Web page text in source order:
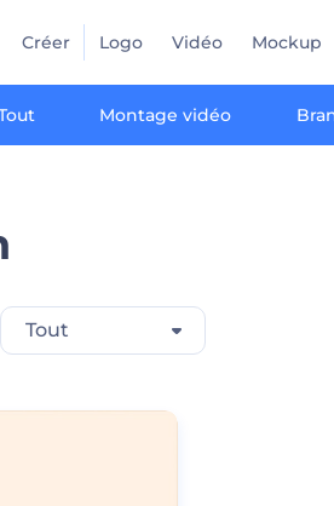
Créer Logo Vidéo Mockup
Montage vidéo
Tout